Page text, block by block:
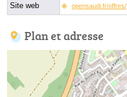
Site web opensaudi.fr/offres/
Plan et adresse